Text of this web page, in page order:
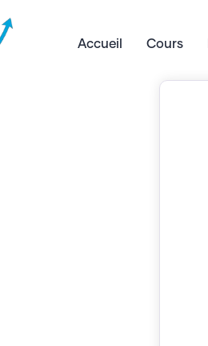
Accueil Cours